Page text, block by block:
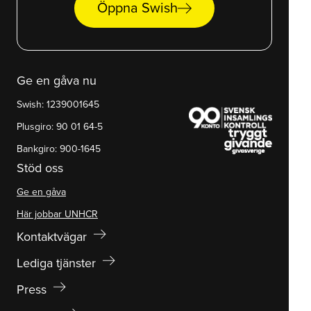
Öppna Swisharrow_right_alt
Ge en gåva nu
Swish: 1239001645
Plusgiro: 90 01 64-5
Bankgiro: 900-1645
Stöd oss
Ge en gåva
Här jobbar UNHCR
Kontaktvägar arrow_right_alt
Lediga tjänster arrow_right_alt
Press arrow_right_alt